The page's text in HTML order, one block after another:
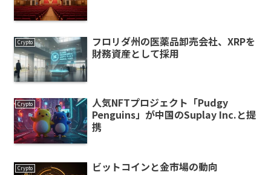
Crypto
フロリダ州の医薬品卸売会社、XRPを
財務資産として採用
Crypto
人気NFTプロジェクト「Pudgy
Penguins」が中国のSuplay Inc.と提
携
Crypto ビットコインと金市場の動向